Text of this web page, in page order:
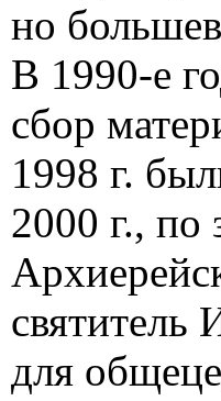
но
В 1990-е
сбор
1998 г.
2000 г.,
святитель
для